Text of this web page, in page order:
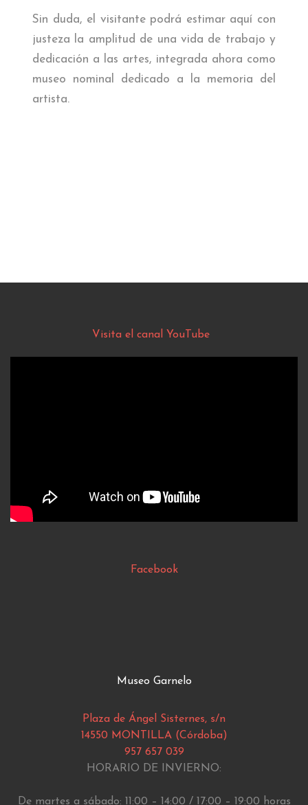
Sin duda, el visitante podrá estimar aquí con
justeza la amplitud de una vida de trabajo y
dedicación a las artes, integrada ahora como
museo nominal dedicado a la memoria del
artista.
Visita el canal YouTube
Facebook
Museo Garnelo
Plaza de Ángel Sisternes, s/n
14550 MONTILLA (Córdoba)
957 657 039
HORARIO DE INVIERNO:
De martes a sábado: 11:00 – 14:00 / 17:00 – 19:00 horas